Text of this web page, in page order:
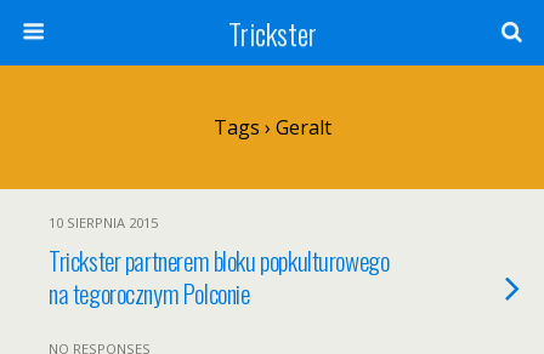
Trickster
Tags › Geralt
10 SIERPNIA 2015
Trickster partnerem bloku popkulturowego
na tegorocznym Polconie
NO RESPONSES